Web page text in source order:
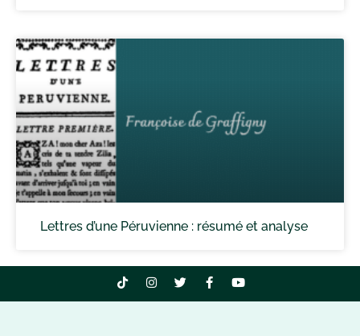
Lettres d’une Péruvienne : résumé et analyse